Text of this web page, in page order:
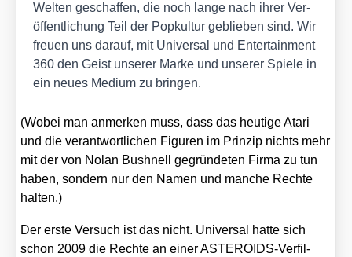
Wel­ten geschaf­fen, die noch lan­ge nach ihrer Ver­
öf­fent­li­chung Teil der Pop­kul­tur geblie­ben sind. Wir
freu­en uns dar­auf, mit Uni­ver­sal und Enter­tain­ment
360 den Geist unse­rer Mar­ke und unse­rer Spie­le in
ein neu­es Medi­um zu brin­gen.
(Wobei man anmer­ken muss, dass das heu­ti­ge Ata­ri
und die ver­ant­wort­li­chen Figu­ren im Prin­zip nichts mehr
mit der von Nolan Bushnell gegrün­de­ten Fir­ma zu tun
haben, son­dern nur den Namen und man­che Rech­te
hal­ten.)
Der ers­te Ver­such ist das nicht. Uni­ver­sal hat­te sich
schon 2009 die Rech­te an einer ASTE­RO­IDS-Ver­fil­